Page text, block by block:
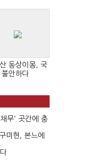
동상이몽, 국
불안하다
무' 곳간에 충
미현, 본느에